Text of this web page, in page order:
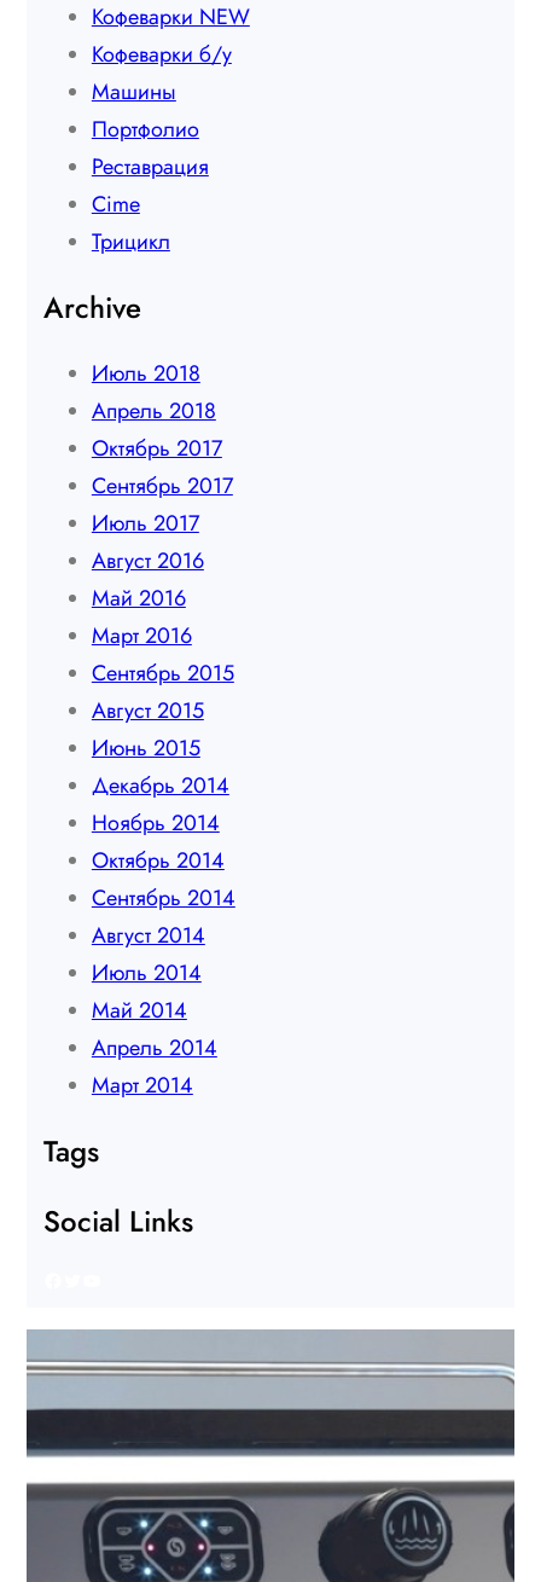
Кофеварки NEW
Кофеварки б/у
Машины
Портфолио
Реставрация
Сime
Трицикл
Archive
Июль 2018
Апрель 2018
Октябрь 2017
Сентябрь 2017
Июль 2017
Август 2016
Май 2016
Март 2016
Сентябрь 2015
Август 2015
Июнь 2015
Декабрь 2014
Ноябрь 2014
Октябрь 2014
Сентябрь 2014
Август 2014
Июль 2014
Май 2014
Апрель 2014
Март 2014
Tags
Social Links